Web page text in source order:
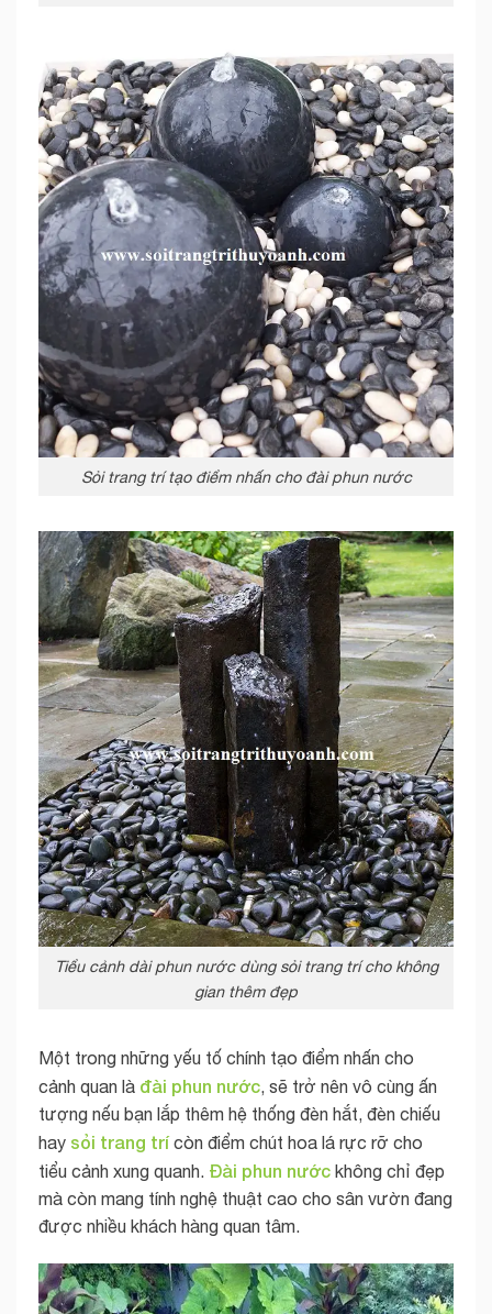
Sỏi trang trí tạo điểm nhấn cho đài phun nước
Tiểu cảnh dài phun nước dùng sỏi trang trí cho không
gian thêm đẹp
Một trong những yếu tố chính tạo điểm nhấn cho
cảnh quan là đài phun nước, sẽ trở nên vô cùng ấn
tượng nếu bạn lắp thêm hệ thống đèn hắt, đèn chiếu
hay sỏi trang trícòn điểm chút hoa lá rực rỡ cho
tiểu cảnh xung quanh. Đài phun nước không chỉ đẹp
mà còn mang tính nghệ thuật cao cho sân vườn đang
được nhiều khách hàng quan tâm.